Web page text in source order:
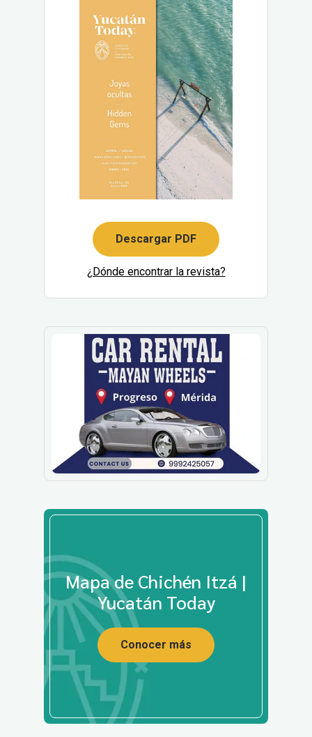
Descargar PDF
¿Dónde encontrar la revista?
Mapa de Chichén Itzá |
Yucatán Today
Conocer más